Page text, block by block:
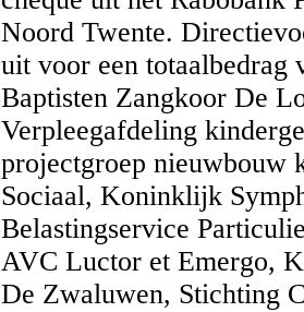
Noord Twente.
uit voor een totaalbedrag
Baptisten Zangkoor De
Verpleegafdeling
projectgroep nieuwbouw
Sociaal, Koninklijk
Belastingservice
AVC Luctor et Emergo,
De Zwaluwen, Stichting